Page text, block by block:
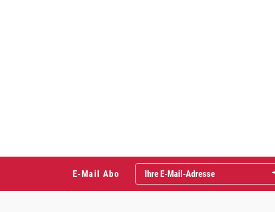
Fusszeile
E-Mail Abo